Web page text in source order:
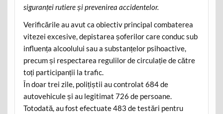
siguranței rutiere și prevenirea accidentelor.
Verificările au avut ca obiectiv principal combaterea
vitezei excesive, depistarea șoferilor care conduc sub
influența alcoolului sau a substanțelor psihoactive,
precum și respectarea regulilor de circulație de către
toți participanții la trafic.
În doar trei zile, polițiștii au controlat 684 de
autovehicule și au legitimat 726 de persoane.
Totodată, au fost efectuate 483 de testări pentru